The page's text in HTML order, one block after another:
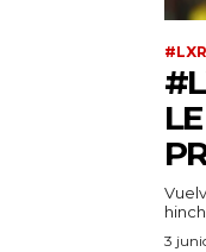
3